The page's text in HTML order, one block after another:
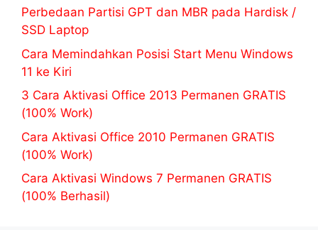
Perbedaan Partisi GPT dan MBR pada Hardisk /
SSD Laptop
Cara Memindahkan Posisi Start Menu Windows
11 ke Kiri
3 Cara Aktivasi Office 2013 Permanen GRATIS
(100% Work)
Cara Aktivasi Office 2010 Permanen GRATIS
(100% Work)
Cara Aktivasi Windows 7 Permanen GRATIS
(100% Berhasil)